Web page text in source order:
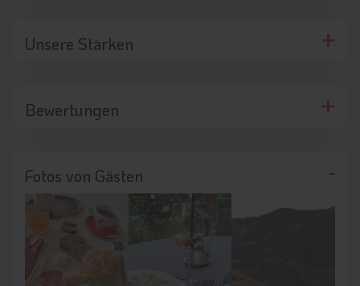
Unsere Stärken
Bewertungen
Fotos von Gästen